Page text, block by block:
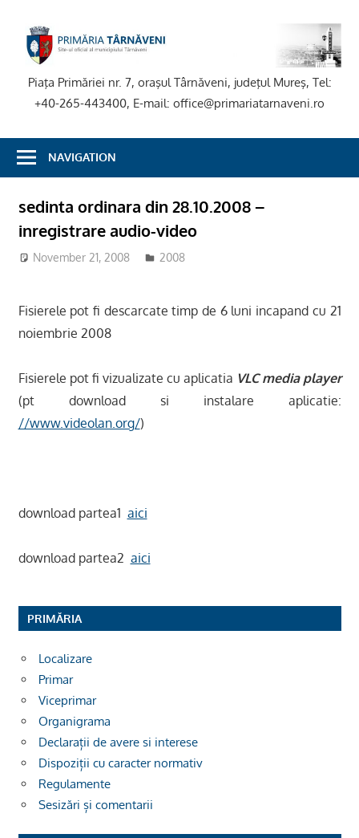
content
Piaţa Primăriei nr. 7, oraşul Târnăveni, judeţul Mureş, Tel:
+40-265-443400, E-mail: office@primariatarnaveni.ro
NAVIGATION
sedinta ordinara din 28.10.2008 –
inregistrare audio-video
November 21, 2008 2008
Fisierele pot fi descarcate timp de 6 luni incapand cu 21
noiembrie 2008
Fisierele pot fi vizualizate cu aplicatia VLC media player
(pt download si instalare aplicatie:
//www.videolan.org/)
download partea1 aici
download partea2 aici
PRIMĂRIA
Localizare
Primar
Viceprimar
Organigrama
Declarații de avere si interese
Dispoziții cu caracter normativ
Regulamente
Sesizări și comentarii